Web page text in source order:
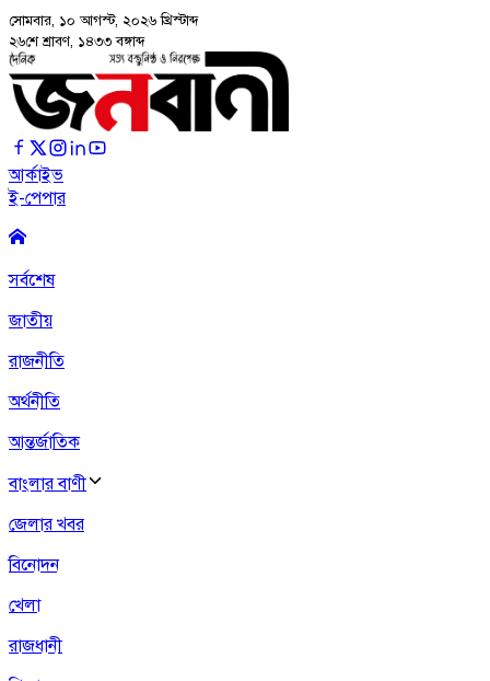
সোমবার, ১০ আগস্ট, ২০২৬ খ্রিস্টাব্দ
২৬শে শ্রাবণ, ১৪৩৩ বঙ্গাব্দ
আর্কাইভ
ই-পেপার
সর্বশেষ
জাতীয়
রাজনীতি
অর্থনীতি
আন্তর্জাতিক
বাংলার বাণী
জেলার খবর
বিনোদন
খেলা
রাজধানী